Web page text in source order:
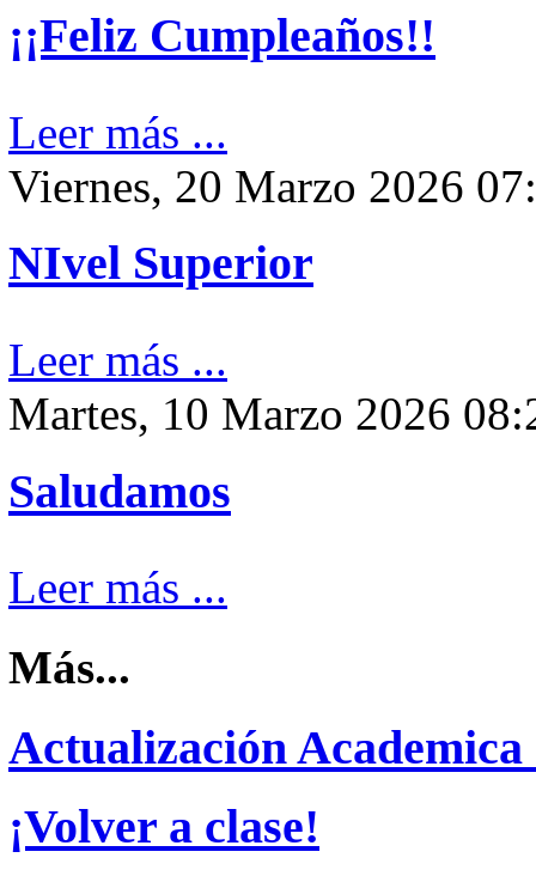
¡¡Feliz Cumpleaños!!
Leer más ...
Viernes, 20 Marzo 2026
NIvel Superior
Leer más ...
Martes, 10 Marzo 2026
Saludamos
Leer más ...
Más...
Actualización Academica
¡Volver a clase!